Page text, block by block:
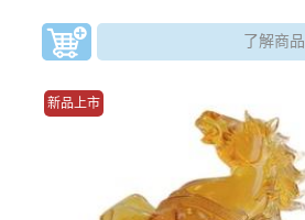
了解商品
新品上市